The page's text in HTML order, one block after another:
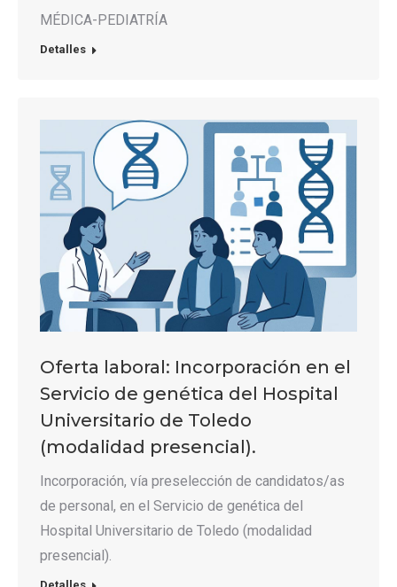
MÉDICA-PEDIATRÍA
Detalles
Oferta laboral: Incorporación en el
Servicio de genética del Hospital
Universitario de Toledo
(modalidad presencial).
Incorporación, vía preselección de candidatos/as
de personal, en el Servicio de genética del
Hospital Universitario de Toledo (modalidad
presencial).